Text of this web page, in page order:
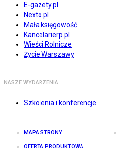
E-gazety.pl
Nexto.pl
Mała księgowość
Kancelarierp.pl
Wieści Rolnicze
Życie Warszawy
NASZE WYDARZENIA
Szkolenia i konferencje
MAPA STRONY
OFERTA PRODUKTOWA